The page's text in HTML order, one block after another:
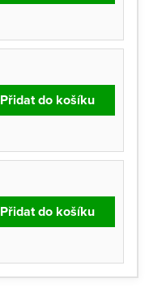
Přidat do košíku
Přidat do košíku